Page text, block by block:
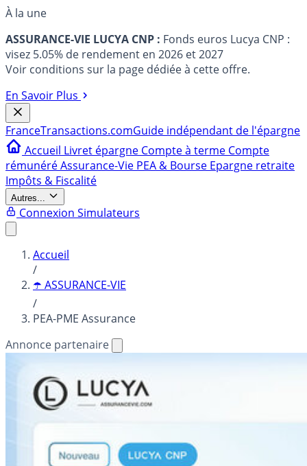
À la une
ASSURANCE-VIE LUCYA CNP : Fonds euros Lucya CNP :
visez 5.05% de rendement en 2026 et 2027
Voir conditions sur la page dédiée à cette offre.
En Savoir Plus
FranceTransactions.comGuide indépendant de l'épargne
Accueil Livret épargne Compte à terme Compte
rémunéréAssurance-Vie PEA & Bourse Epargne retraite
Impôts & Fiscalité
Autres...
Connexion Simulateurs
Accueil
/
☂️ ASSURANCE-VIE
/
PEA-PME Assurance
Annonce partenaire